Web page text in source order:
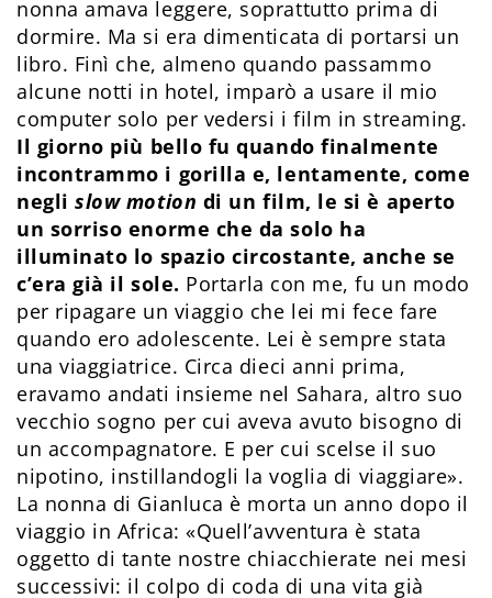
nonna amava leggere, soprattutto prima di
dormire. Ma si era dimenticata di portarsi un
libro. Finì che, almeno quando passammo
alcune notti in hotel, imparò a usare il mio
computer solo per vedersi i film in streaming.
Il giorno più bello fu quando finalmente
incontrammo i gorilla e, lentamente, come
neglislow motion di un film, le si è aperto
un sorriso enorme che da solo ha
illuminato lo spazio circostante, anche se
c’era già il sole. Portarla con me, fu un modo
per ripagare un viaggio che lei mi fece fare
quando ero adolescente. Lei è sempre stata
una viaggiatrice. Circa dieci anni prima,
eravamo andati insieme nel Sahara, altro suo
vecchio sogno per cui aveva avuto bisogno di
un accompagnatore. E per cui scelse il suo
nipotino, instillandogli la voglia di viaggiare».
La nonna di Gianluca è morta un anno dopo il
viaggio in Africa: «Quell’avventura è stata
oggetto di tante nostre chiacchierate nei mesi
successivi: il colpo di coda di una vita già